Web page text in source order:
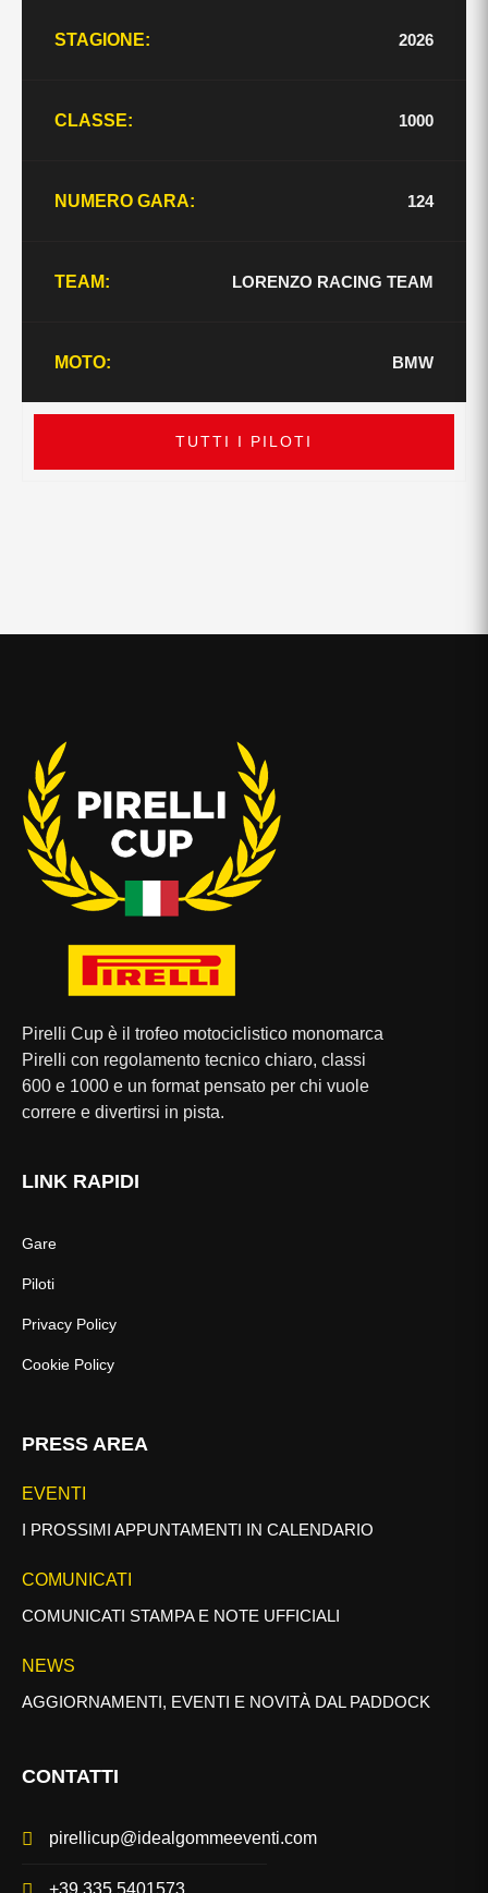
STAGIONE: 2026
CLASSE: 1000
NUMERO GARA: 124
TEAM: LORENZO RACING TEAM
MOTO: BMW
TUTTI I PILOTI
Pirelli Cup è il trofeo motociclistico monomarca
Pirelli con regolamento tecnico chiaro, classi
600 e 1000 e un format pensato per chi vuole
correre e divertirsi in pista.
LINK RAPIDI
Gare
Piloti
Privacy Policy
Cookie Policy
PRESS AREA
EVENTI
I PROSSIMI APPUNTAMENTI IN CALENDARIO
COMUNICATI
COMUNICATI STAMPA E NOTE UFFICIALI
NEWS
AGGIORNAMENTI, EVENTI E NOVITÀ DAL PADDOCK
CONTATTI
pirellicup@idealgommeeventi.com
+39 335 5401573